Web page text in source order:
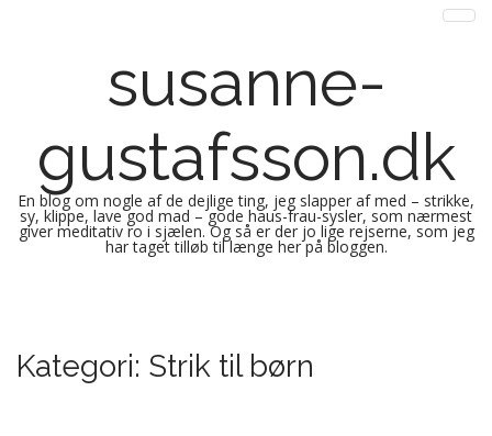
susanne-
gustafsson.dk
En blog om nogle af de dejlige ting, jeg slapper af med – strikke,
sy, klippe, lave god mad – gode haus-frau-sysler, som nærmest
giver meditativ ro i sjælen. Og så er der jo lige rejserne, som jeg
har taget tilløb til længe her på bloggen.
i
n
p
Kategori: Strik til børn